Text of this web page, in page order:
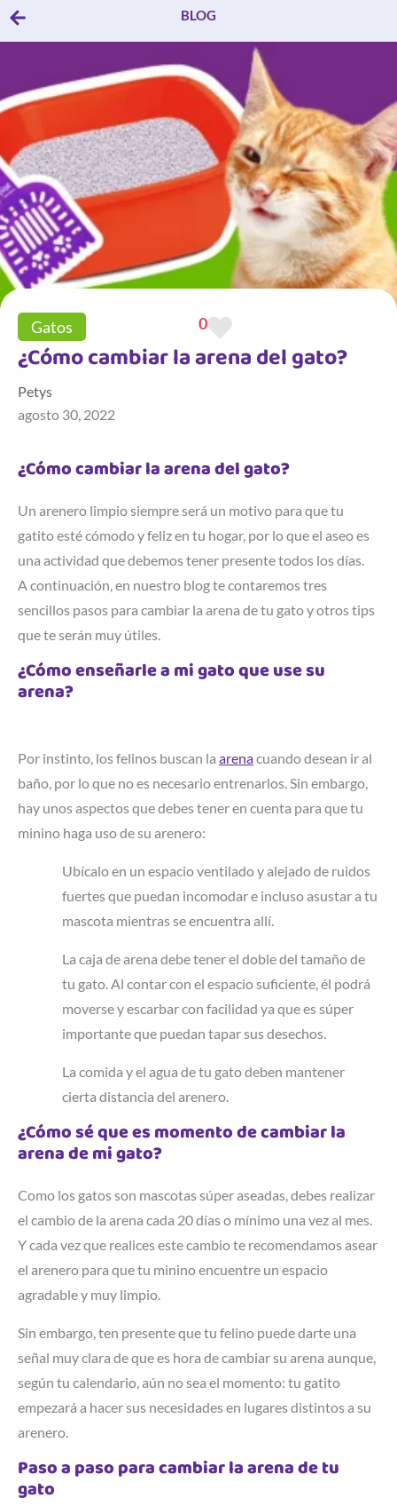
BLOG
Gatos 0
¿Cómo cambiar la arena del gato?
Petys
agosto 30, 2022
¿Cómo cambiar la arena del gato?
Un arenero limpio siempre será un motivo para que tu
gatito esté cómodo y feliz en tu hogar, por lo que el aseo es
una actividad que debemos tener presente todos los días.
A continuación, en nuestro blog te contaremos tres
sencillos pasos para cambiar la arena de tu gato y otros tips
que te serán muy útiles.
¿Cómo enseñarle a mi gato que use su
arena?
Por instinto, los felinos buscan la arenacuando desean ir al
baño, por lo que no es necesario entrenarlos. Sin embargo,
hay unos aspectos que debes tener en cuenta para que tu
minino haga uso de su arenero:
Ubícalo en un espacio ventilado y alejado de ruidos
fuertes que puedan incomodar e incluso asustar a tu
mascota mientras se encuentra allí.
La caja de arena debe tener el doble del tamaño de
tu gato. Al contar con el espacio suficiente, él podrá
moverse y escarbar con facilidad ya que es súper
importante que puedan tapar sus desechos.
La comida y el agua de tu gato deben mantener
cierta distancia del arenero.
¿Cómo sé que es momento de cambiar la
arena de mi gato?
Como los gatos son mascotas súper aseadas, debes realizar
el cambio de la arena cada 20 días o mínimo una vez al mes.
Y cada vez que realices este cambio te recomendamos asear
el arenero para que tu minino encuentre un espacio
agradable y muy limpio.
Sin embargo, ten presente que tu felino puede darte una
señal muy clara de que es hora de cambiar su arena aunque,
según tu calendario, aún no sea el momento: tu gatito
empezará a hacer sus necesidades en lugares distintos a su
arenero.
Paso a paso para cambiar la arena de tu
gato